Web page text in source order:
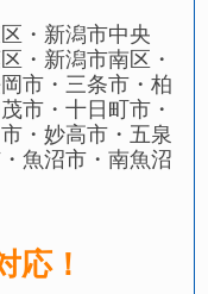
・新潟市中央
・新潟市南区・
市・三条市・柏
市・十日町市・
・妙高市・五泉
魚沼市・南魚沼
応！